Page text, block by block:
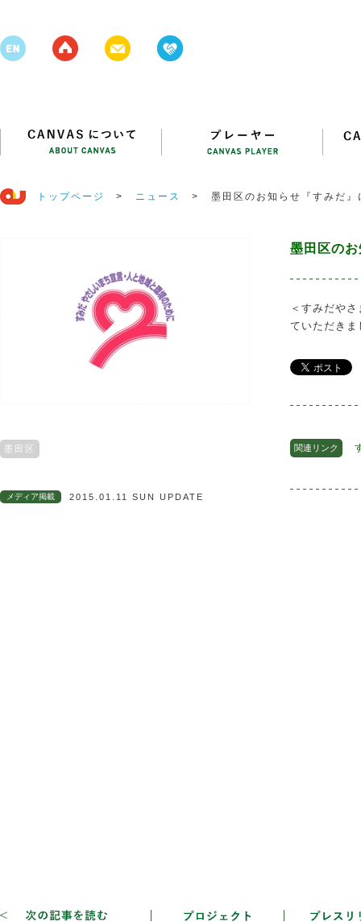
トップページ > ニュース > 墨田区のお知らせ『すみだ』
墨田区
メディア掲載 2015.01.11 SUN UPDATE
墨田区の
＜すみだや
ていただきま
関連リンク